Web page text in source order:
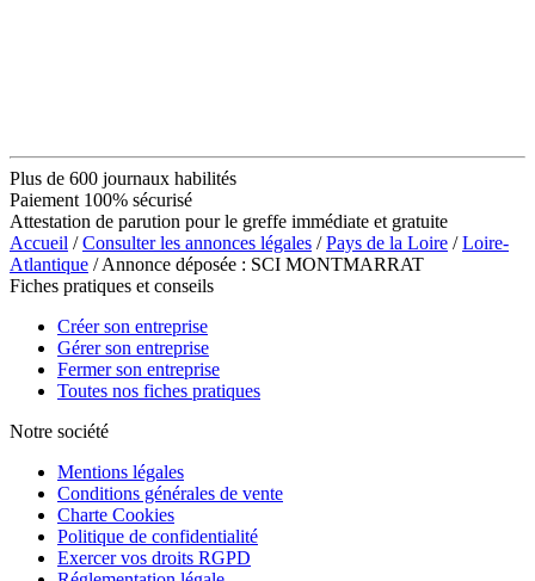
Plus de 600 journaux habilités
Paiement 100% sécurisé
Attestation de parution pour le greffe immédiate et gratuite
Accueil /Consulter les annonces légales /Pays de la Loire /Loire-
Atlantique / Annonce déposée : SCI MONTMARRAT
Fiches pratiques et conseils
Créer son entreprise
Gérer son entreprise
Fermer son entreprise
Toutes nos fiches pratiques
Notre société
Mentions légales
Conditions générales de vente
Charte Cookies
Politique de confidentialité
Exercer vos droits RGPD